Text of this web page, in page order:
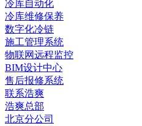
冷库自动化
冷库维修保养
数字化冷链
施工管理系统
物联网远程监控
BIM设计中心
售后报修系统
联系浩爽
浩爽总部
北京分公司